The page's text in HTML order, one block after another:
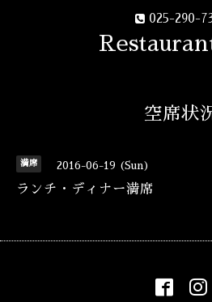
025-290-
空席状
満席 2016-06-19 (Sun)
ランチ・ディナー満席